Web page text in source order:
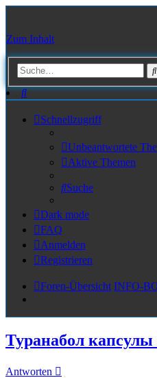
Zum Inhalt
Suche
Schnellzugriff
Unbeantwortete
Aktive Themen
Suche
Dark mode
FAQ
Anmelden
Registrieren
Foren-Übersicht INFO-
Туранабол капсулы
Antworten